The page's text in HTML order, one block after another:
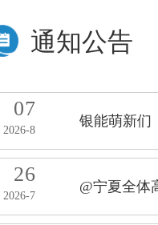
通知公告
07
2026-8
26
2026-7